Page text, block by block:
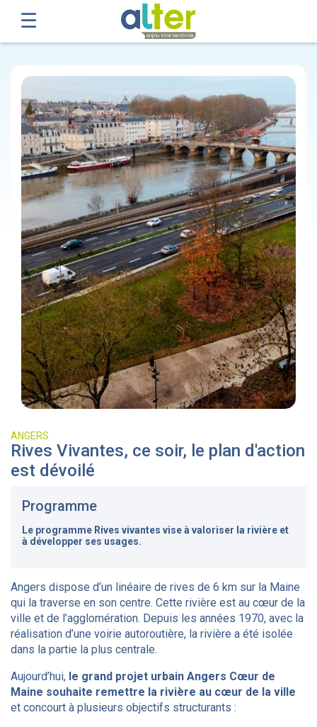
ANGERS
Rives Vivantes, ce soir, le plan d'action
est dévoilé
Programme
Le programme Rives vivantes vise à valoriser la rivière et
à développer ses usages.
Angers dispose d’un linéaire de rives de 6 km sur la Maine
qui la traverse en son centre. Cette rivière est au cœur de la
ville et de l’agglomération. Depuis les années 1970, avec la
réalisation d’une voirie autoroutière, la rivière a été isolée
dans la partie la plus centrale.
Aujourd’hui, le grand projet urbain Angers Cœur de
Maine souhaite remettre la rivière au cœur de la ville
et concourt à plusieurs objectifs structurants :